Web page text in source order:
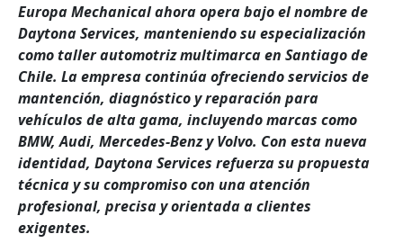
Europa Mechanical ahora opera bajo el nombre de
Daytona Services, manteniendo su especialización
como taller automotriz multimarca en Santiago de
Chile. La empresa continúa ofreciendo servicios de
mantención, diagnóstico y reparación para
vehículos de alta gama, incluyendo marcas como
BMW, Audi, Mercedes-Benz y Volvo. Con esta nueva
identidad, Daytona Services refuerza su propuesta
técnica y su compromiso con una atención
profesional, precisa y orientada a clientes
exigentes.